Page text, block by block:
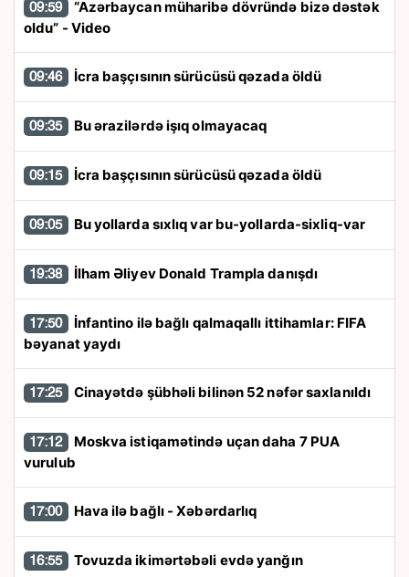
09:59
oldu” - Video
09:46 İcra başçısının sürücüsü qəzada öldü
09:35 Bu ərazilərdə işıq olmayacaq
09:15 İcra başçısının sürücüsü qəzada öldü
09:05 Bu yollarda sıxlıq var bu-yollarda-sixliq-var
19:38 İlham Əliyev Donald Trampla danışdı
17:50
bəyanat yaydı
17:25 Cinayətdə şübhəli bilinən 52 nəfər saxlanıldı
17:12
vurulub
17:00 Hava ilə bağlı - Xəbərdarlıq
16:55 Tovuzda ikimərtəbəli evdə yanğın